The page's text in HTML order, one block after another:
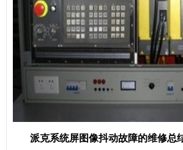
派克系统屏图像抖动故障的维修总